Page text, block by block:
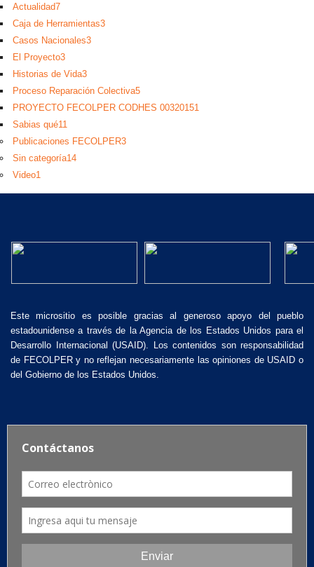
Actualidad7
Caja de Herramientas3
Casos Nacionales3
El Proyecto3
Historias de Vida3
Proceso Reparación Colectiva5
PROYECTO FECOLPER CODHES 00320151
Sabias qué11
Publicaciones FECOLPER3
Sin categoría14
Video1
Este micrositio es posible gracias al generoso apoyo del pueblo
estadounidense a través de la Agencia de los Estados Unidos para el
Desarrollo Internacional (USAID). Los contenidos son responsabilidad
de FECOLPER y no reflejan necesariamente las opiniones de USAID o
del Gobierno de los Estados Unidos.